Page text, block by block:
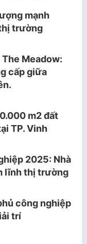
mạnh
trường
Meadow:
cấp giữa
m2 đất
TP. Vinh
2025: Nhà
lĩnh thị trường
công nghiệp
trí